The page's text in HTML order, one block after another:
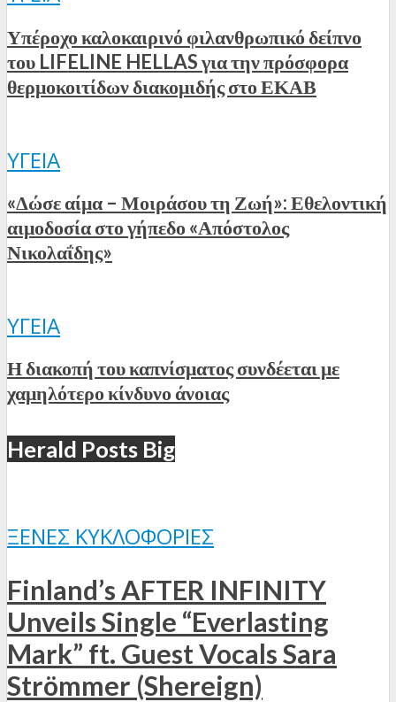
Υπέροχο καλοκαιρινό φιλανθρωπικό δείπνο
του LIFELINE HELLAS για την πρόσφορα
θερμοκοιτίδων διακομιδής στο ΕΚΑΒ
ΥΓΕΊΑ
«Δώσε αίμα – Μοιράσου τη Ζωή»: Εθελοντική
αιμοδοσία στο γήπεδο «Απόστολος
Νικολαΐδης»
ΥΓΕΊΑ
Η διακοπή του καπνίσματος συνδέεται με
χαμηλότερο κίνδυνο άνοιας
Herald Posts Big
ΞΈΝΕΣ ΚΥΚΛΟΦΟΡΊΕΣ
Finland’s AFTER INFINITY
Unveils Single “Everlasting
Mark” ft. Guest Vocals Sara
Strömmer (Shereign)